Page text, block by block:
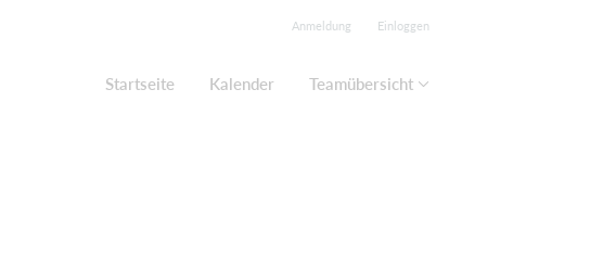
Anmeldung Einloggen
Startseite Kalender Teamübersicht